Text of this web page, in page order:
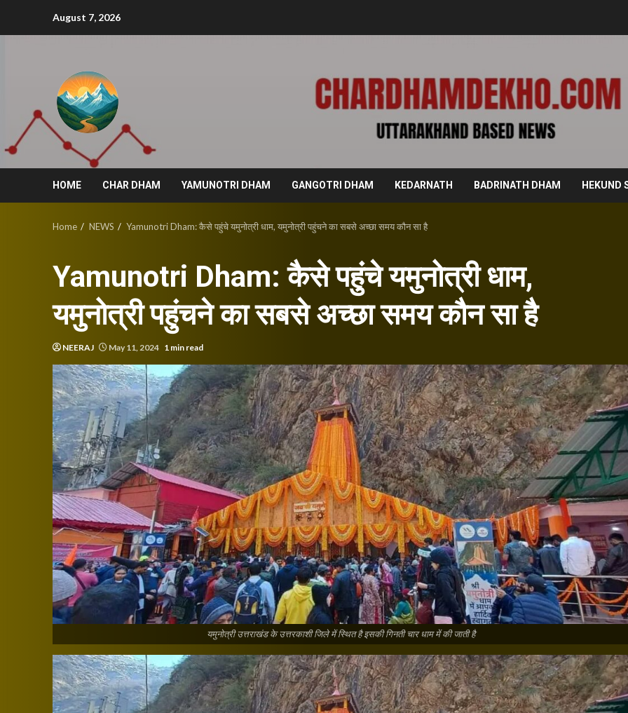
August 7, 2026
HOME CHAR DHAM YAMUNOTRI DHAM GANGOTRI DHAM KEDARNATH BADRINATH DHAM HEKUND
Home NEWS Yamunotri Dham: कैसे पहुंचे यमुनोत्री धाम, यमुनोत्री पहुंचने का सबसे अच्छा समय कौन सा है
Yamunotri Dham: कैसे पहुंचे यमुनोत्री धाम,
यमुनोत्री पहुंचने का सबसे अच्छा समय कौन सा है
NEERAJ May 11, 2024 1 min read
यमुनोत्री उत्तराखंड के उत्तरकाशी जिले में स्थित है इसकी गिनती चार धाम में की जाती है